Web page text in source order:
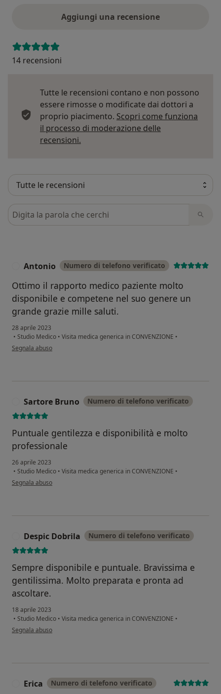
Aggiungi una recensione
14 recensioni
Tutte le recensioni contano e non possono
essere rimosse o modificate dai dottori a
proprio piacimento. Scopri come funziona
il processo di moderazione delle
recensioni.
Cerca nelle recensioni
Antonio Numero di telefono verificato
Ottimo il rapporto medico paziente molto
disponibile e competene nel suo genere un
grande grazie mille saluti.
28 aprile 2023
• Studio Medico • Visita medica generica in CONVENZIONE •
secondo l'opinione dell'utente Antonio
Segnala abuso
Sartore Bruno Numero di telefono verificato
Puntuale gentilezza e disponibilità e molto
professionale
26 aprile 2023
• Studio Medico • Visita medica generica in CONVENZIONE •
secondo l'opinione dell'utente Sartore Bruno
Segnala abuso
Despic Dobrila Numero di telefono verificato
Sempre disponibile e puntuale. Bravissima e
gentilissima. Molto preparata e pronta ad
ascoltare.
18 aprile 2023
• Studio Medico • Visita medica generica in CONVENZIONE •
secondo l'opinione dell'utente Despic Dobrila
Segnala abuso
Erica Numero di telefono verificato